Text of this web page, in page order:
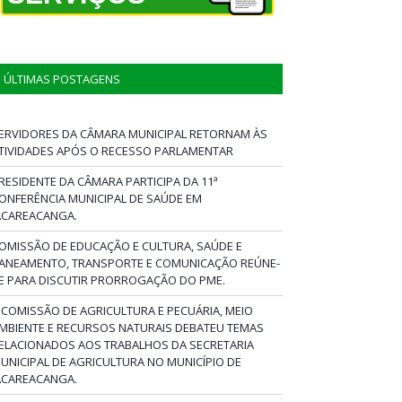
ÚLTIMAS POSTAGENS
DA CÂMARA MUNICIPAL RETORNAM ÀS
APÓS O RECESSO PARLAMENTAR
DA CÂMARA PARTICIPA DA 11ª
MUNICIPAL DE SAÚDE EM
DE EDUCAÇÃO E CULTURA, SAÚDE E
TRANSPORTE E COMUNICAÇÃO REÚNE-
PARA DISCUTIR PRORROGAÇÃO DO PME.
DE AGRICULTURA E PECUÁRIA, MEIO
E RECURSOS NATURAIS DEBATEU TEMAS
AOS TRABALHOS DA SECRETARIA
DE AGRICULTURA NO MUNICÍPIO DE